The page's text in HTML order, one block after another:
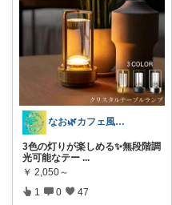
なお🌿カフェ風インテリア・雑貨好き
3色の灯りが楽しめる✨無段階調
光可能なテー ...
￥ 2,050～
1 0 47